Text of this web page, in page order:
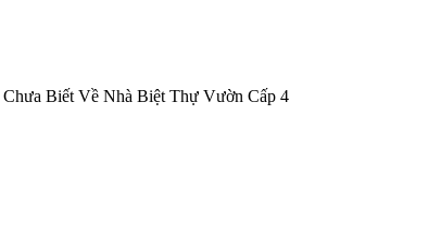
Biết Về Nhà Biệt Thự Vườn Cấp 4